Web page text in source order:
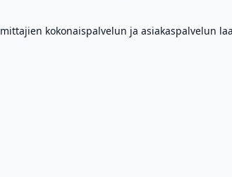
kokonaispalvelun ja asiakaspalvelun